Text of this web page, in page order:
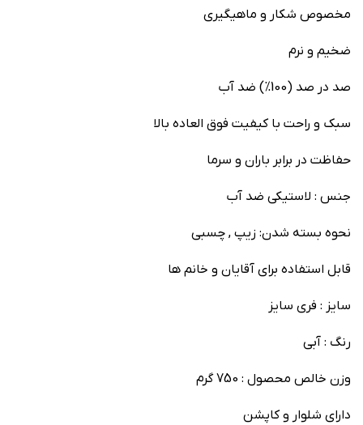
مخصوص شکار و ماهیگیری
ضخیم و نرم
صد در صد (100%) ضد آب
سبک و راحت با کیفیت فوق العاده بالا
حفاظت در برابر باران و سرما
جنس : لاستیکی ضد آب
نحوه بسته شدن: زیپ , چسبی
قابل استفاده برای آقایان و خانم ها
سایز : فری سایز
رنگ : آبی
وزن خالص محصول : 750 گرم
دارای شلوار و کاپشن